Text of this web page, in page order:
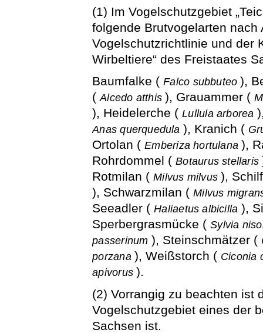
(1) Im Vogelschutzgebiet
folgende Brutvogelarten
Vogelschutzrichtlinie und der
Wirbeltiere“ des Freistaates
Baumfalke (Falco subbuteo ),
(Alcedo atthis ), Grauammer (
), Heidelerche (Lullula arborea
Anas querquedula ), Kranich (
Ortolan (Emberiza hortulana ),
Rohrdommel (Botaurus stellaris
Rotmilan (Milvus milvus ),
), Schwarzmilan (Milvus
Seeadler (Haliaetus albicilla ),
Sperbergrasmücke (Sylvia
passerinum ), Steinschmätzer (
porzana ), Weißstorch ( Ciconia
apivorus ).
(2) Vorrangig zu beachten ist
Vogelschutzgebiet eines der
Sachsen ist.